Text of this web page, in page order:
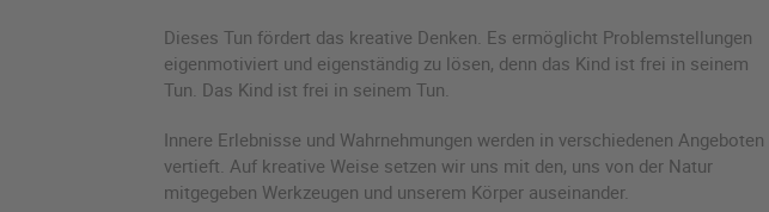
Dieses Tun fördert das kreative Denken. Es ermöglicht Problemstellungen
eigenmotiviert und eigenständig zu lösen, denn das Kind ist frei in seinem
Tun. Das Kind ist frei in seinem Tun.
Innere Erlebnisse und Wahrnehmungen werden in verschiedenen Angeboten
vertieft. Auf kreative Weise setzen wir uns mit den, uns von der Natur
mitgegeben Werkzeugen und unserem Körper auseinander.